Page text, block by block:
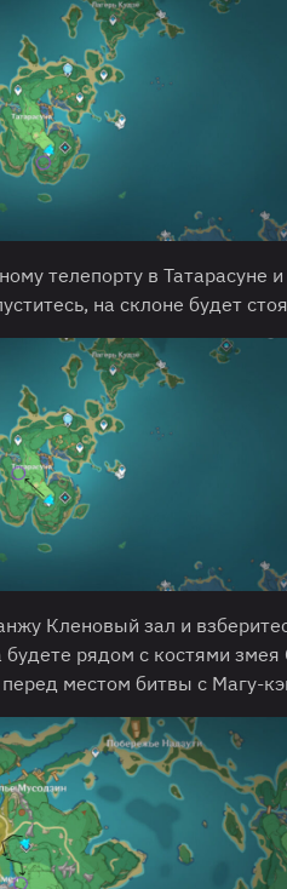
телепорту в Татарасуне
на склоне будет
Кленовый зал и
рядом с костями
местом битвы с Магу-